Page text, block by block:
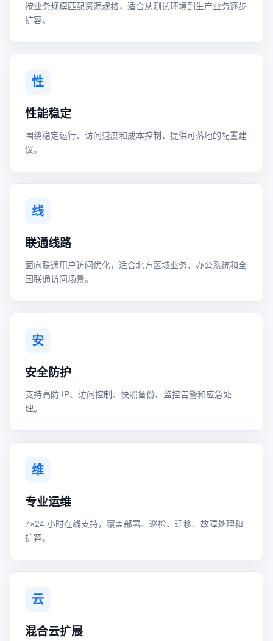
按业务规模匹配资源规格，适合从测试环境到生产业务逐步
扩容。
性
性能稳定
围绕稳定运行、访问速度和成本控制，提供可落地的配置建
议。
线
联通线路
面向联通用户访问优化，适合北方区域业务、办公系统和全
国联通访问场景。
安
安全防护
支持高防 IP、访问控制、快照备份、监控告警和应急处
理。
维
专业运维
7×24 小时在线支持，覆盖部署、巡检、迁移、故障处理和
扩容。
云
混合云扩展